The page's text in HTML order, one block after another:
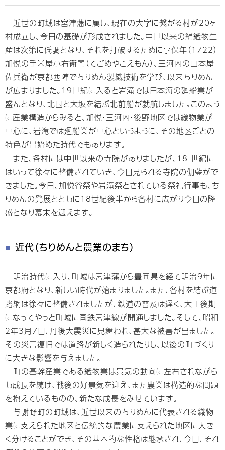
近世の町域は宮津藩に属し、現在の大字に繋がる村が20ヶ
村成立し、今日の基礎が形成されました。中世以来の絹織物生
産は次第に低調となり、それを打破するために享保年（1722）
加悦の手米屋小右衛門（てごめやこえもん）、三河内の山本屋
佐兵衛が京都西陣でちりめん製織技術を学び、以来ちりめん
が広まりました。19世紀に入ると岩滝では日本海の廻船業が
盛んとなり、北国と大坂を結ぶ北前船が就航しました。このよう
に産業構造からみると、加悦・三河内・後野地区では織物業が
中心に、岩滝では廻船業が中心というように、その地区ごとの
特色が出始めた時代でもあります。
また、各村には中世以来の寺院がありましたが、18 世紀に
はいって徐々に整備されていき、今日見られる寺院の伽藍がで
きました。今日、加悦谷祭や岩滝祭とされている祭礼行事も、ち
りめんの発展とともに18世紀後半から各村に広がり今日の隆
盛となり幕末を迎えます。
近代（ちりめんと農業のまち）
明治時代に入り、町域は宮津藩から豊岡県を経て明治9年に
京都府となり、新しい時代が始まりました。また、各村を結ぶ道
路網は徐々に整備されましたが、鉄道の普及は遅く、大正後期
になってやっと町域に国鉄宮津線が開通しました。そして、昭和
2年3月7日、丹後大震災に見舞われ、甚大な被害が出ました。
その災害復旧では道路が新しく造られたりし、以後の町づくり
に大きな影響を与えました。
町の基幹産業である織物業は景気の動向に左右されながら
も成長を続け、戦後の好景気を迎え、また農業は構造的な問題
を抱えているものの、新たな成長をみせています。
与謝野町の町域は、近世以来のちりめんに代表される織物
業に支えられた地区と伝統的な農業に支えられた地区に大き
く分けることができ、その基本的な性格は継承され、今日、それ